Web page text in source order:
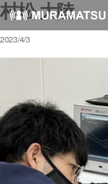
村松 大陸
2023/4/3